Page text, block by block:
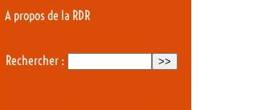
A propos de la RDR
Rechercher :